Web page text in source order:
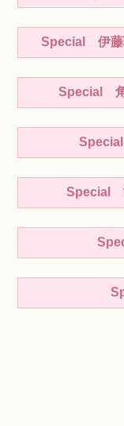
Special 伊藤
Special 角
Special